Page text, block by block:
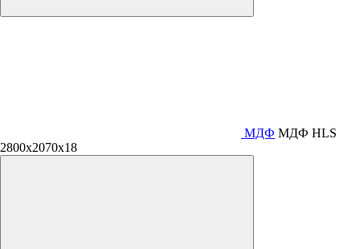
МДФ МДФ HLS
2800х2070х18